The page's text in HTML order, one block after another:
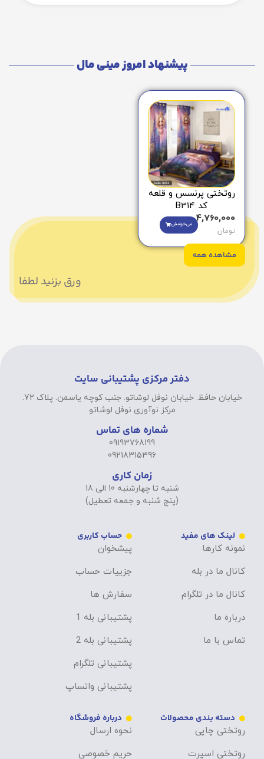
پیشنهاد امروز مینی مال
روتختی پرنسس و قلعه
کد B314
4,760,000
تومان
می‌خوامش
مشاهده همه
ورق بزنید لطفا
دفتر مرکزی پشتیبانی سایت
خیابان حافظ. خیابان نوفل لوشاتو. جنب کوچه یاسمن. پلاک 72.
مرکز نوآوری نوفل لوشاتو
شماره های تماس
09193768199
09218315396
زمان کاری
شنبه تا چهارشنبه 10 الی 18
(پنج شنبه و جمعه تعطیل)
لینک های مفید
نمونه کارها
کانال ما در بله
کانال ما در تلگرام
درباره ما
تماس با ما
حساب کاربری
پیشخوان
جزییات حساب
سفارش ها
پشتیبانی بله 1
پشتیبانی بله 2
پشتیبانی تلگرام
پشتیبانی واتساپ
دسته بندی محصولات
روتختی چاپی
روتختی اسپرت
درباره فروشگاه
نحوه ارسال
حریم خصوصی